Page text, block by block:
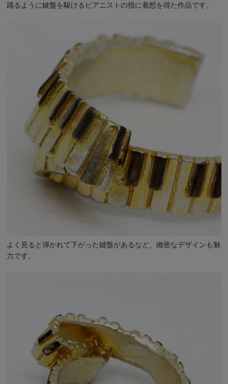
踊るように鍵盤を駆けるピアニストの指に着想を得た作品です。
よく見ると弾かれて下がった鍵盤があるなど、緻密なデザインも魅
力です。